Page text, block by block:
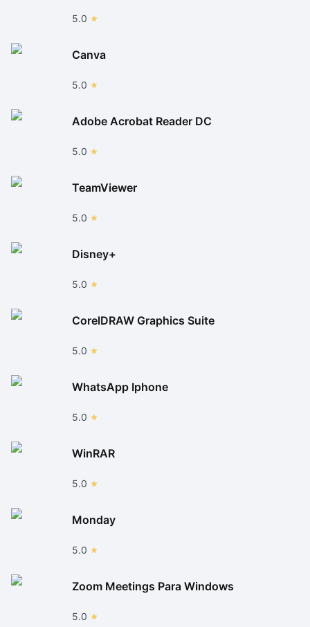
5.0
Canva
5.0
Adobe Acrobat Reader DC
5.0
TeamViewer
5.0
Disney+
5.0
CorelDRAW Graphics Suite
5.0
WhatsApp Iphone
5.0
WinRAR
5.0
Monday
5.0
Zoom Meetings Para Windows
5.0